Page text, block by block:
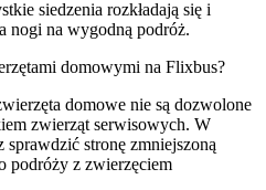
siedzenia rozkładają się i
nogi na wygodną podróż.
domowymi na Flixbus?
domowe nie są dozwolone
zwierząt serwisowych. W
sprawdzić stronę zmniejszoną
podróży z zwierzęciem